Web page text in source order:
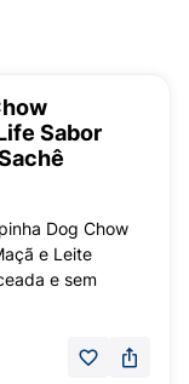
Sabor
Dog Chow
e Leite
e sem